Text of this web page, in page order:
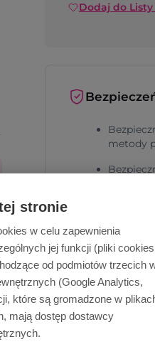
stronie
w celu zapewnienia
jej funkcji (pliki cookies
od podmiotów trzecich
(Google Analytics,
które są gromadzone w
mają dostęp dostawcy
Dodaj do
metody
Dlaczego